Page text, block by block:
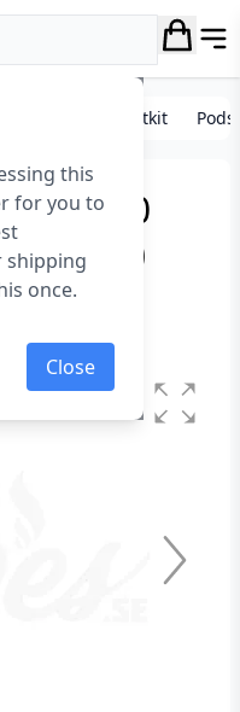
this
for you to
shipping
once.
Close
e-cigarett startkit
Kit (350